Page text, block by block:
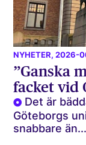
NYHETER, 2026-
”Ganska
facket vid
Det är
Göteborgs
snabbare än...